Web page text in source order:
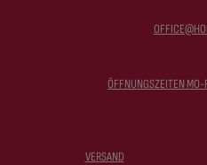
ÖFFNUNGSZEITEN
VERSAND